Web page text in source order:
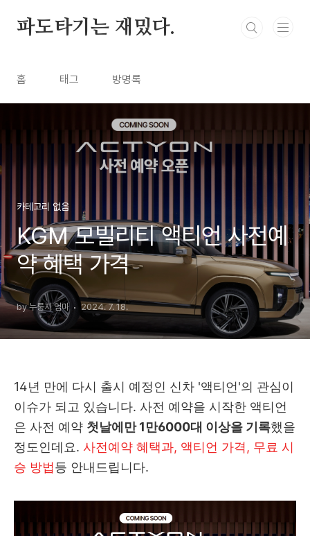
파도타기는 재밌다.
홈 태그 방명록
카테고리 없음
KGM 모빌리티 액티언 사전예
약 혜택 가격
by 누룽지 엄마 2024. 7. 18.
14년 만에 다시 출시 예정인 신차 '액티언'의 관심이
이슈가 되고 있습니다. 사전 예약을 시작한 액티언
은 사전 예약 첫날에만 1만6000대 이상을 기록했을
정도인데요. 사전예약 혜택과, 액티언 가격, 무료 시
승 방법등 안내드립니다.